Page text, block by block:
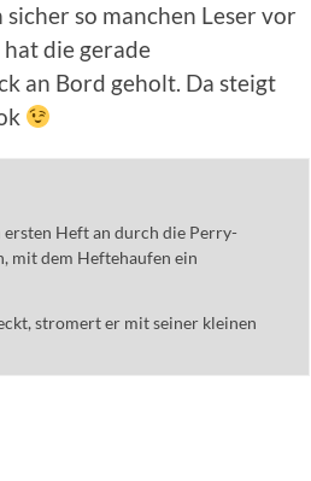
so manchen Leser vor
die gerade
an Bord geholt. Da steigt
Heft an durch die Perry-
mit dem Heftehaufen ein
stromert er mit seiner kleinen